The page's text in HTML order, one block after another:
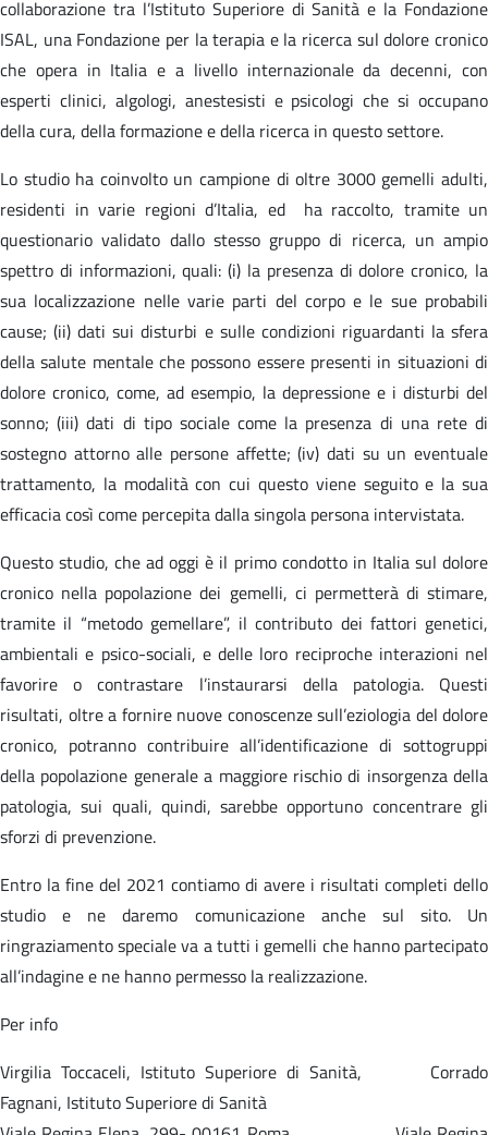
collaborazione tra l’Istituto Superiore di Sanità e la Fondazione
ISAL, una Fondazione per la terapia e la ricerca sul dolore cronico
che opera in Italia e a livello internazionale da decenni, con
esperti clinici, algologi, anestesisti e psicologi che si occupano
della cura, della formazione e della ricerca in questo settore.
Lo studio ha coinvolto un campione di oltre 3000 gemelli adulti,
residenti in varie regioni d’Italia, ed ha raccolto, tramite un
questionario validato dallo stesso gruppo di ricerca, un ampio
spettro di informazioni, quali: (i) la presenza di dolore cronico, la
sua localizzazione nelle varie parti del corpo e le sue probabili
cause; (ii) dati sui disturbi e sulle condizioni riguardanti la sfera
della salute mentale che possono essere presenti in situazioni di
dolore cronico, come, ad esempio, la depressione e i disturbi del
sonno; (iii) dati di tipo sociale come la presenza di una rete di
sostegno attorno alle persone affette; (iv) dati su un eventuale
trattamento, la modalità con cui questo viene seguito e la sua
efficacia così come percepita dalla singola persona intervistata.
Questo studio, che ad oggi è il primo condotto in Italia sul dolore
cronico nella popolazione dei gemelli, ci permetterà di stimare,
tramite il “metodo gemellare”, il contributo dei fattori genetici,
ambientali e psico-sociali, e delle loro reciproche interazioni nel
favorire o contrastare l’instaurarsi della patologia. Questi
risultati, oltre a fornire nuove conoscenze sull’eziologia del dolore
cronico, potranno contribuire all’identificazione di sottogruppi
della popolazione generale a maggiore rischio di insorgenza della
patologia, sui quali, quindi, sarebbe opportuno concentrare gli
sforzi di prevenzione.
Entro la fine del 2021 contiamo di avere i risultati completi dello
studio e ne daremo comunicazione anche sul sito. Un
ringraziamento speciale va a tutti i gemelli che hanno partecipato
all’indagine e ne hanno permesso la realizzazione.
Per info
Virgilia Toccaceli, Istituto Superiore di Sanità, Corrado
Fagnani, Istituto Superiore di Sanità